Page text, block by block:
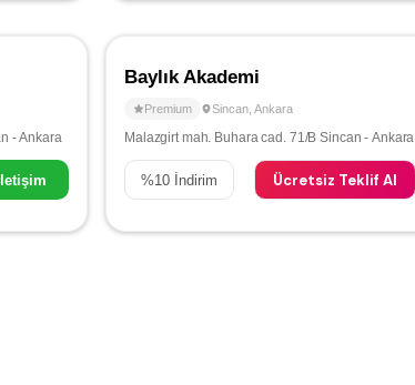
- Ankara
İletişim
Baylık Akademi
Premium Sincan Ankara
Malazgirt mah. Buhara cad. 71/B Sincan - Ankara
%10 İndirim Ücretsiz Teklif Al